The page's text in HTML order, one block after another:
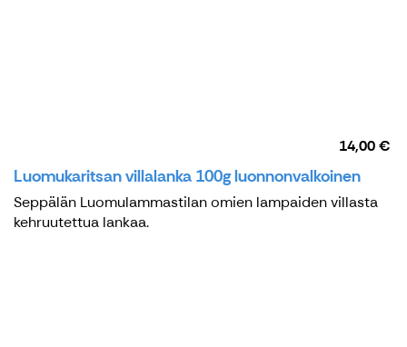
14,00 €
Luomukaritsan villalanka 100g luonnonvalkoinen
Seppälän Luomulammastilan omien lampaiden villasta
kehruutettua lankaa.